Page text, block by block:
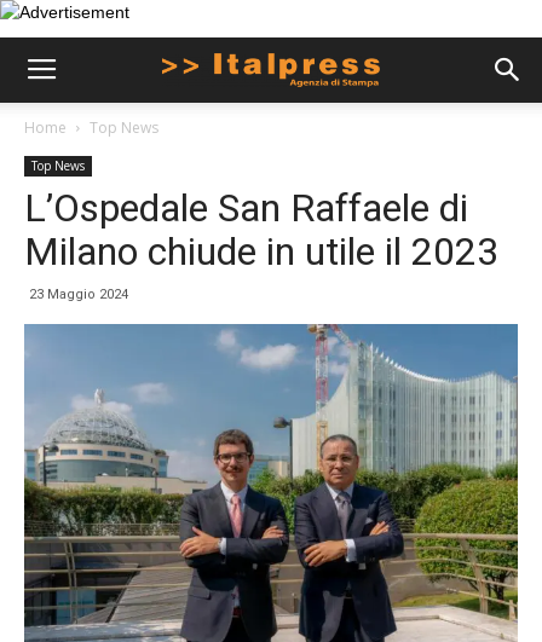
Home Top News
Top News
L’Ospedale San Raffaele di
Milano chiude in utile il 2023
23 Maggio 2024